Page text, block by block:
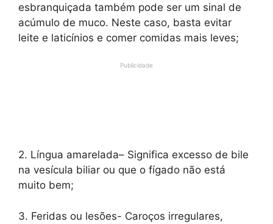
esbranquiçada também pode ser um sinal de
acúmulo de muco. Neste caso, basta evitar
leite e laticínios e comer comidas mais leves;
Publicidade
2. Língua amarelada– Significa excesso de bile
na vesícula biliar ou que o fígado não está
muito bem;
3. Feridas ou lesões- Caroços irregulares,